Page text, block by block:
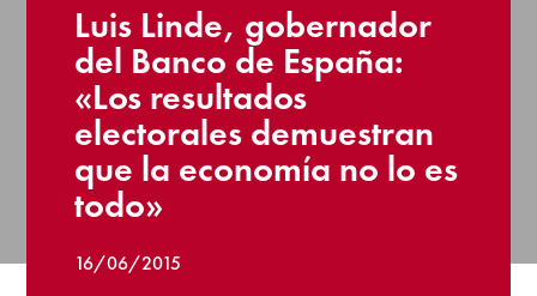
Luis Linde, gobernador
del Banco de España:
«Los resultados
electorales demuestran
que la economía no lo es
todo»
16/06/2015